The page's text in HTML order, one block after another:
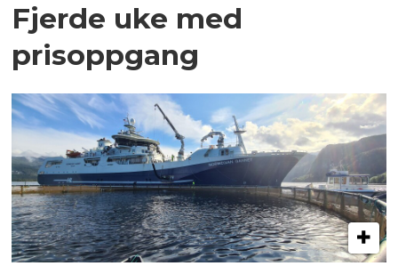
Fjerde uke med
prisoppgang